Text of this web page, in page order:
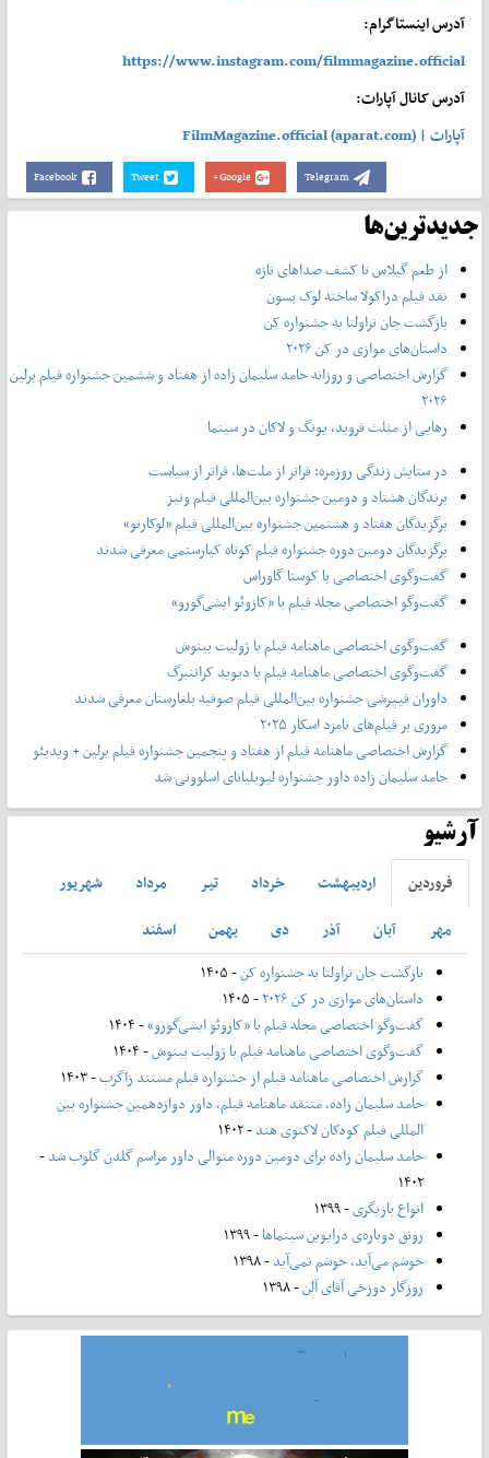
آدرس اینستاگرام:
https://www.instagram.com/filmmagazine.official
آدرس کانال آپارات:
آپارات | FilmMagazine.official (aparat.com)
Facebook Tweet Google+ Telegram
جدیدترین‌ها
از طعم گیلاس تا کشف صداهای تازه
نقد فیلم دراکولا ساخته لوک بسون
بازگشت جان تراولتا به جشنواره کن
داستان‌های موازی در کن ۲۰۲۶
گزارش اختصاصی و روزانه حامد سلیمان زاده از هفتاد و‌ ششمین جشنواره فیلم برلین
۲۰۲۶
رهایی از مثلث فروید، یونگ و لاکان در سینما
در ستایش زندگی روزمره: فراتر از ملت‌ها، فراتر از سیاست
برندگان هشتاد و دومین جشنواره بین‌المللی فیلم ونیز
برگزیدگان هفتاد و هشتمین جشنواره بین‌المللی فیلم «لوکارنو»
برگزیدگان دومین دوره جشنواره فیلم کوتاه کیارستمی معرفی شدند
گفت‌وگوی اختصاصی با کوستا گاوراس
گفت‌وگو اختصاصی مجله فیلم با «کازوئو ایشی‌گورو»
گفت‌وگوی اختصاصی ماهنامه فیلم با ژولیت بینوش
گفت‌وگوی اختصاصی ماهنامه فیلم با دیوید کراننبرگ
داوران فیپرشی جشنواره بین‌المللی فیلم صوفیه بلغارستان معرفی شدند
مروری بر فیلم‌های نامزد اسکار ۲۰۲۵
گزارش اختصاصی ماهنامه فیلم از هفتاد و پنجمین جشنواره فیلم برلین + ویدیئو
حامد سلیمان زاده داور جشنواره لیوبلیانای اسلوونی شد
آرشیو
فروردين ارديبهشت خرداد تير مرداد
شهريور
مهر
آبان آذر دی بهمن
اسفند
بازگشت جان تراولتا به جشنواره کن- ۱۴۰۵
داستان‌های موازی در کن ۲۰۲۶
- ۱۴۰۵
گفت‌وگو اختصاصی مجله فیلم با «کازوئو ایشی‌گورو»- ۱۴۰۴
گفت‌وگوی اختصاصی ماهنامه فیلم با ژولیت بینوش- ۱۴۰۴
گزارش اختصاصی ماهنامه فیلم از جشنواره فیلم مستند زاگرب- ۱۴۰۳
حامد سلیمان زاده، منتقد ماهنامه فیلم، داور دوازدهمین جشنواره بین
المللی فیلم کودکان لاکنوی هند- ۱۴۰۲
حامد سلیمان زاده برای دومین دوره متوالی داور مراسم گلدن گلوب شد-
۱۴۰۲
انواع بازیگری- ۱۳۹۹
رونق دوباره‌ی درایوین سینماها- ۱۳۹۹
خوشم می‌آید، خوشم نمی‌آید- ۱۳۹۸
روزگار دوزخی آقای آلن- ۱۳۹۸